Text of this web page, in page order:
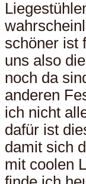
schöner ist
uns also
noch da
anderen
ich nicht
dafür ist
damit sich
mit coolen